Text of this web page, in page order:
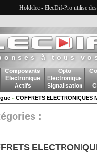
Holdelec - ElecDif-Pro utilise des
à tous
Composants
Electronique
Actifs
Opto
Electronique
Signalisation
» COFFRETS ELECTRONIQUES
: